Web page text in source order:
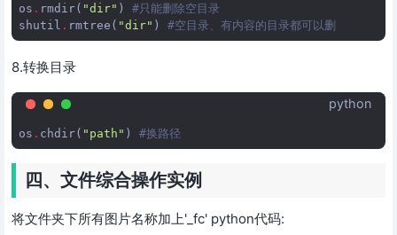
os . rmdir( "dir" )
#只能删除空目录
shutil . rmtree ( "dir" ) #空目录、有内容的目录都可以删
8.转换目录
python
os . chdir( "path" ) #换路径
四、文件综合操作实例
将文件夹下所有图片名称加上'_fc' python代码: